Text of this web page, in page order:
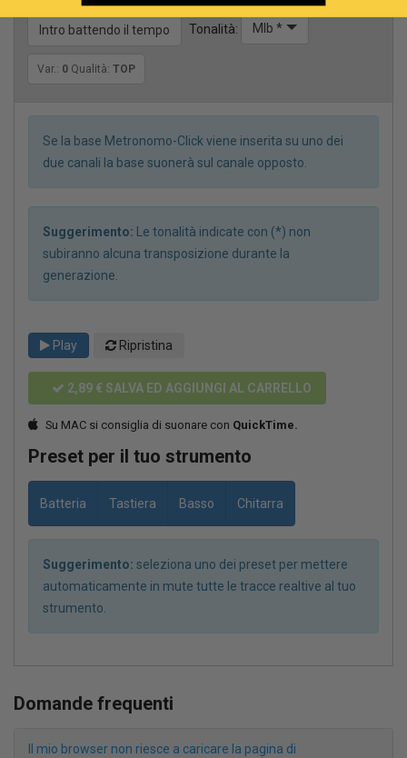
Intro battendo il tempo Tonalità: MIb *
Var.: 0 Qualità: TOP
Se la base Metronomo-Click viene inserita su uno dei
due canali la base suonerà sul canale opposto.
Suggerimento: Le tonalità indicate con (*) non
subiranno alcuna transposizione durante la
generazione.
Play Ripristina
2,89 € SALVA ED AGGIUNGI AL CARRELLO
Su MAC si consiglia di suonare con QuickTime.
Preset per il tuo strumento
Batteria Tastiera Basso Chitarra
Suggerimento: seleziona uno dei preset per mettere
automaticamente in mute tutte le tracce realtive al tuo
strumento.
Domande frequenti
Il mio browser non riesce a caricare la pagina di